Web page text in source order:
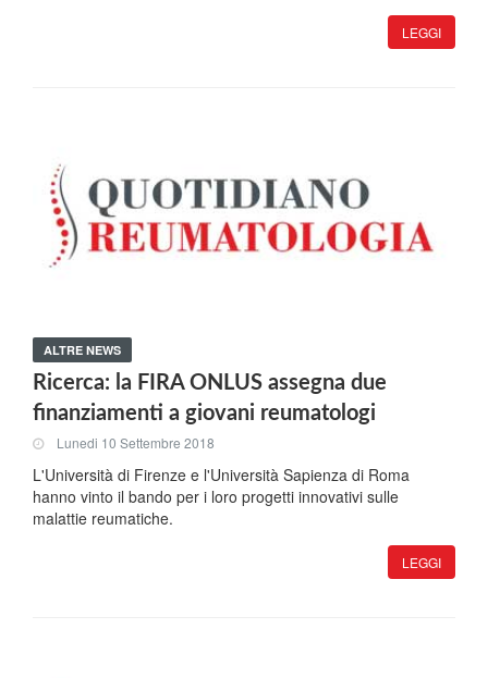
LEGGI
ALTRE NEWS
Ricerca: la FIRA ONLUS assegna due
finanziamenti a giovani reumatologi
Lunedi 10 Settembre 2018
L'Università di Firenze e l'Università Sapienza di Roma
hanno vinto il bando per i loro progetti innovativi sulle
malattie reumatiche.
LEGGI